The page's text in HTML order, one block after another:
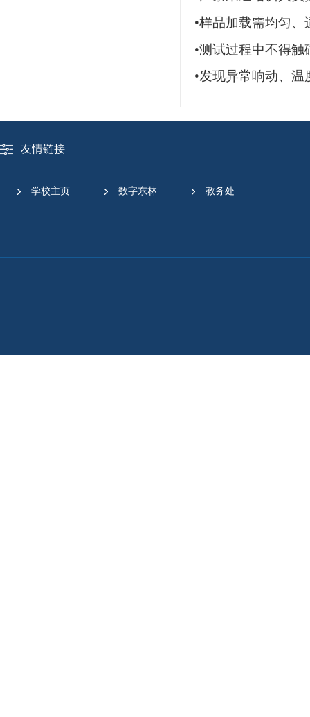
•样品加载需均匀、
•测试过程中不得触
•发现异常响动、温
友情链接
学校主页 数字东林 教务处